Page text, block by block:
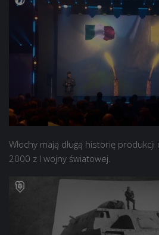
Włochy mają długą historię produkcji
2000 z I wojny światowej.